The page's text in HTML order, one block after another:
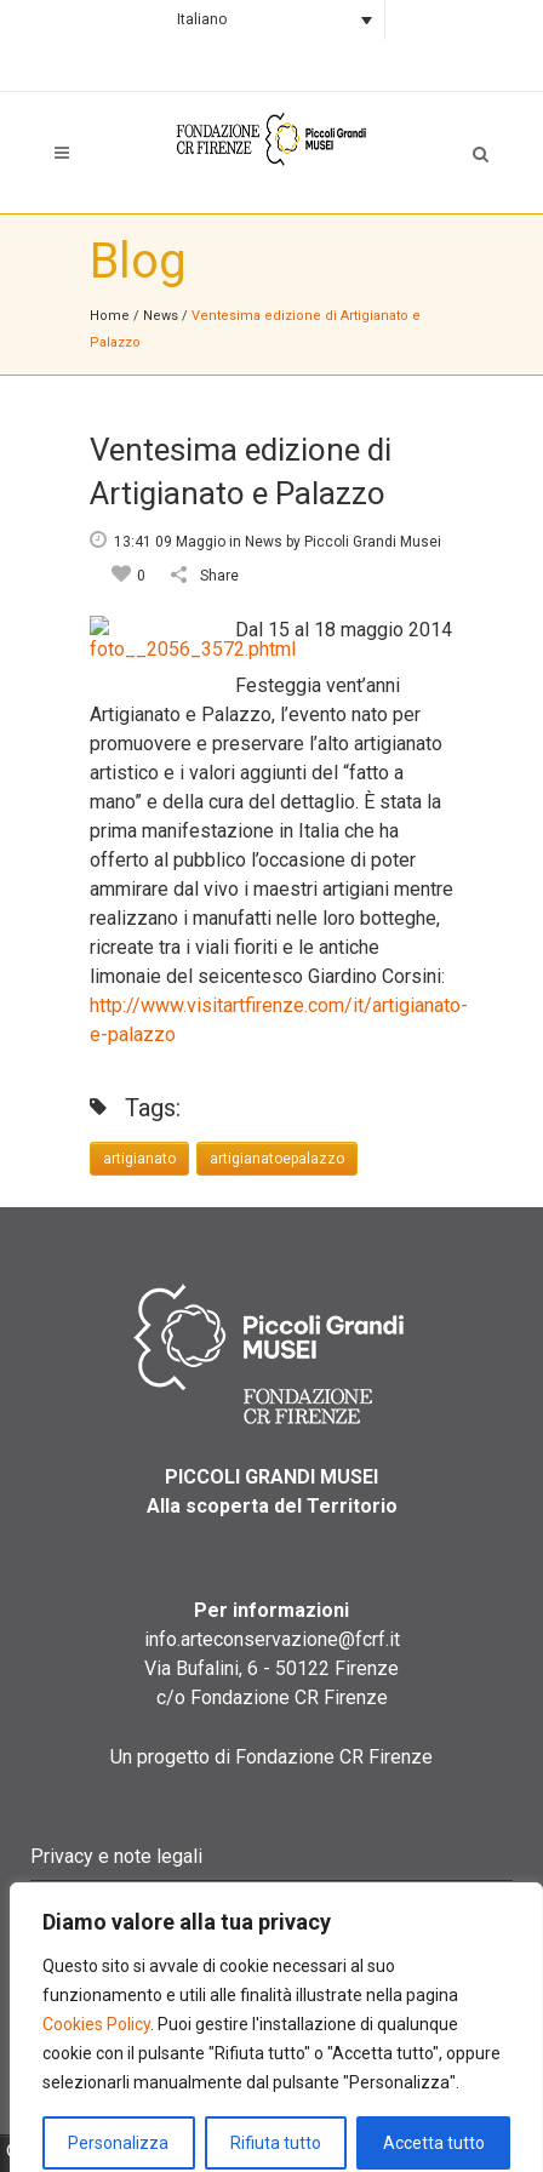
Diamo valore alla tua privacy
Questo sito si avvale di cookie necessari al suo
funzionamento e utili alle finalità illustrate nella pagina
Cookies Policy. Puoi gestire l'installazione di qualunque
cookie con il pulsante "Rifiuta tutto" o "Accetta tutto", oppure
selezionarli manualmente dal pulsante "Personalizza".
Personalizza Rifiuta tutto Accetta tutto
Italiano
Blog
Home / News / Ventesima edizione di Artigianato e
Palazzo
Ventesima edizione di
Artigianato e Palazzo
13:41 09 Maggio in News by Piccoli Grandi Musei
0
Share
Dal 15 al 18 maggio 2014
Festeggia vent’anni
Artigianato e Palazzo, l’evento nato per
promuovere e preservare l’alto artigianato
artistico e i valori aggiunti del “fatto a
mano” e della cura del dettaglio. È stata la
prima manifestazione in Italia che ha
offerto al pubblico l’occasione di poter
ammirare dal vivo i maestri artigiani mentre
realizzano i manufatti nelle loro botteghe,
ricreate tra i viali fioriti e le antiche
limonaie del seicentesco Giardino Corsini:
http://www.visitartfirenze.com/it/artigianato-
e-palazzo
Tags:
artigianato artigianatoepalazzo
PICCOLI GRANDI MUSEI
Alla scoperta del Territorio
Per informazioni
info.arteconservazione@fcrf.it
Via Bufalini, 6 - 50122 Firenze
c/o Fondazione CR Firenze
Un progetto di Fondazione CR Firenze
Privacy e note legali
Cookie policy
Contatti
© 2022 FONDAZIONE CASSA DI RISPARMIO DI FIRENZE - CF